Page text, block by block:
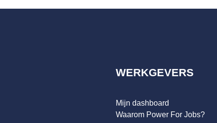
WERKGEVERS
Mijn dashboard
Waarom Power For Jobs?